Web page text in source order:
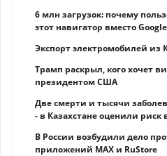
6 млн загрузок: почему
этот навигатор вместо
Экспорт электромобилей из
Трамп раскрыл, кого хочет
президентом США
Две смерти и тысячи
- в Казахстане оценили
В России возбудили дело
приложений MAX и RuStore